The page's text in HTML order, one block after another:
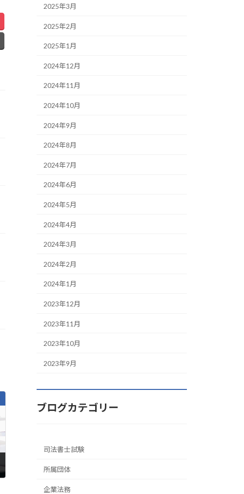
2025年3月
2025年2月
2025年1月
2024年12月
2024年11月
2024年10月
2024年9月
2024年8月
2024年7月
2024年6月
2024年5月
2024年4月
2024年3月
2024年2月
2024年1月
2023年12月
2023年11月
2023年10月
2023年9月
ブログカテゴリー
司法書士試験
所属団体
企業法務